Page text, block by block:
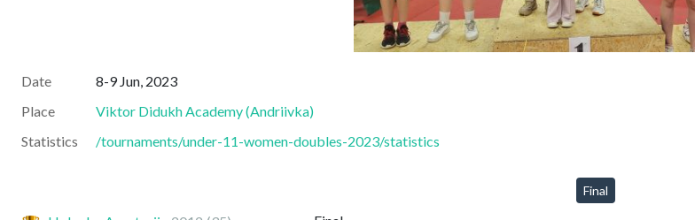
Date
8-9 Jun, 2023
Place
Viktor Didukh Academy(Andriivka)
Statistics
/tournaments/under-11-women-doubles-2023/statistics
Final